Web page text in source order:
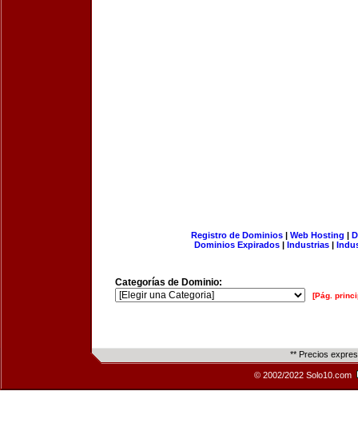
Registro de Dominios| Web Hosting |
Dominios Expirados | Industrias |
Categorías de Dominio:
[Pág.
** Precios
© 2002/2022 Solo10.com